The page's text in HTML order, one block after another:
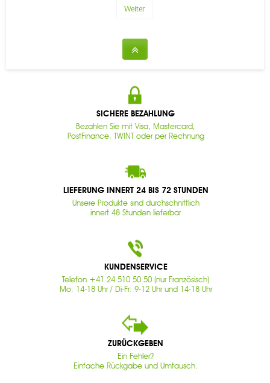
Weiter
SICHERE BEZAHLUNG
Bezahlen Sie mit Visa, Mastercard,
PostFinance, TWINT oder per Rechnung
LIEFERUNG INNERT 24 BIS 72 STUNDEN
Unsere Produkte sind durchschnittlich
innert 48 Stunden lieferbar
KUNDENSERVICE
Telefon +41 24 510 50 50 (nur Französisch)
Mo: 14-18 Uhr / Di-Fr: 9-12 Uhr und 14-18 Uhr
ZURÜCKGEBEN
Ein Fehler?
Einfache Rückgabe und Umtausch.